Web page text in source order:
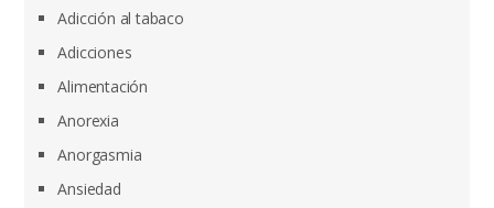
Adicción al tabaco
Adicciones
Alimentación
Anorexia
Anorgasmia
Ansiedad